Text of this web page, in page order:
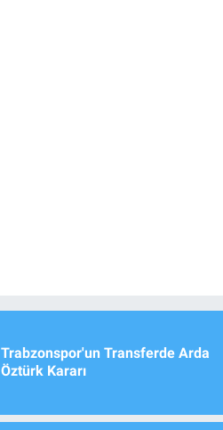
Trabzonspor'un Transferde Arda
Öztürk Kararı